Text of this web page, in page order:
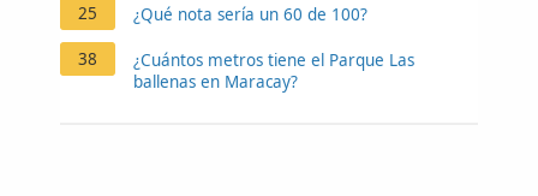
25 ¿Qué nota sería un 60 de 100?
38
¿Cuántos metros tiene el Parque Las
ballenas en Maracay?